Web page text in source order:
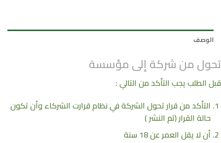
الوصف
تحول من شركة إلى مؤسسة
قبل الطلب يجب التأكد من التالي :
التأكد من قرار تحول الشركة في نظام قرارت الشركاء وأن تكون
حالة القرار (تم النشر )
أن لا يقل العمر عن 18 سنة